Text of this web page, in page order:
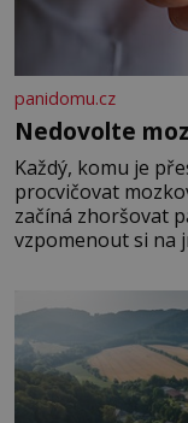
panidomu.cz
Nedovolte
Každý, komu je
procvičovat
začíná zhoršovat
vzpomenout si na
Je to opravdu
rozhodla